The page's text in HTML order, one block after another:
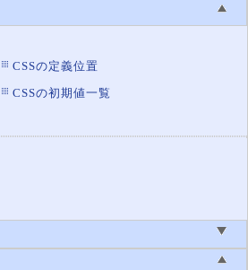
CSSの定義位置
CSSの初期値一覧